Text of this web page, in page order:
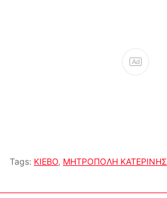
Ad
Tags: ΚΙΕΒΟ, ΜΗΤΡΟΠΟΛΗ ΚΑΤΕΡΙΝΗΣ